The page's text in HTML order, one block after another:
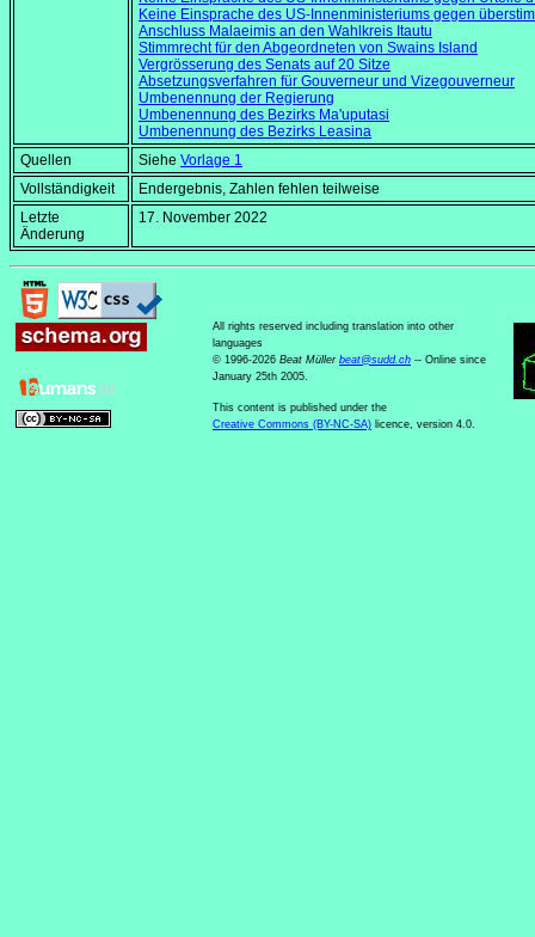
Keine Einsprache des US-Innenministeriums gegen
Anschluss Malaeimis an den Wahlkreis Itautu
Stimmrecht für den Abgeordneten von Swains Island
Vergrösserung des Senats auf 20 Sitze
Absetzungsverfahren für Gouverneur und Vizegouverneur
Umbenennung der Regierung
Umbenennung des Bezirks Ma'uputasi
Umbenennung des Bezirks Leasina
Quellen
Siehe Vorlage 1
Vollständigkeit
Endergebnis, Zahlen fehlen teilweise
Letzte
Änderung
17. November 2022
All rights reserved including translation into other
languages
© 1996-2026 Beat Müller beat@sudd.ch -- Online since
January 25th 2005.
This content is published under the
Creative Commons (BY-NC-SA) licence, version 4.0.